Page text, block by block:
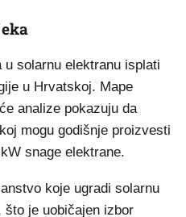
solarnu elektranu isplati
u Hrvatskoj. Mape
analize pokazuju da
mogu godišnje proizvesti
snage elektrane.
koje ugradi solarnu
što je uobičajen izbor